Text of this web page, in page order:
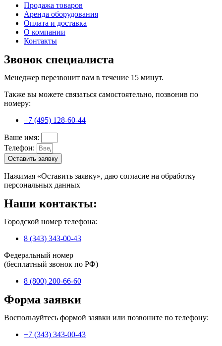
Продажа товаров
Аренда оборудования
Оплата и доставка
О компании
Контакты
Звонок специалиста
Менеджер перезвонит вам в течение 15 минут.
Также вы можете связаться самостоятельно, позвонив по
номеру:
+7 (495) 128-60-44
Ваше имя:
Телефон:
Оставить заявку
Нажимая «Оставить заявку», даю согласие на обработку
персональных данных
Наши контакты:
Городской номер телефона:
8 (343) 343-00-43
Федеральный номер
(бесплатный звонок по РФ)
8 (800) 200-66-60
Форма заявки
Воспользуйтесь формой заявки или позвоните по телефону:
+7 (343) 343-00-43